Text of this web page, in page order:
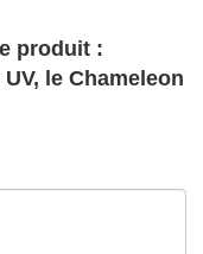
produit :
le Chameleon